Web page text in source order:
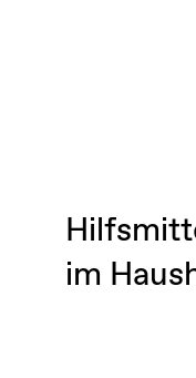
im